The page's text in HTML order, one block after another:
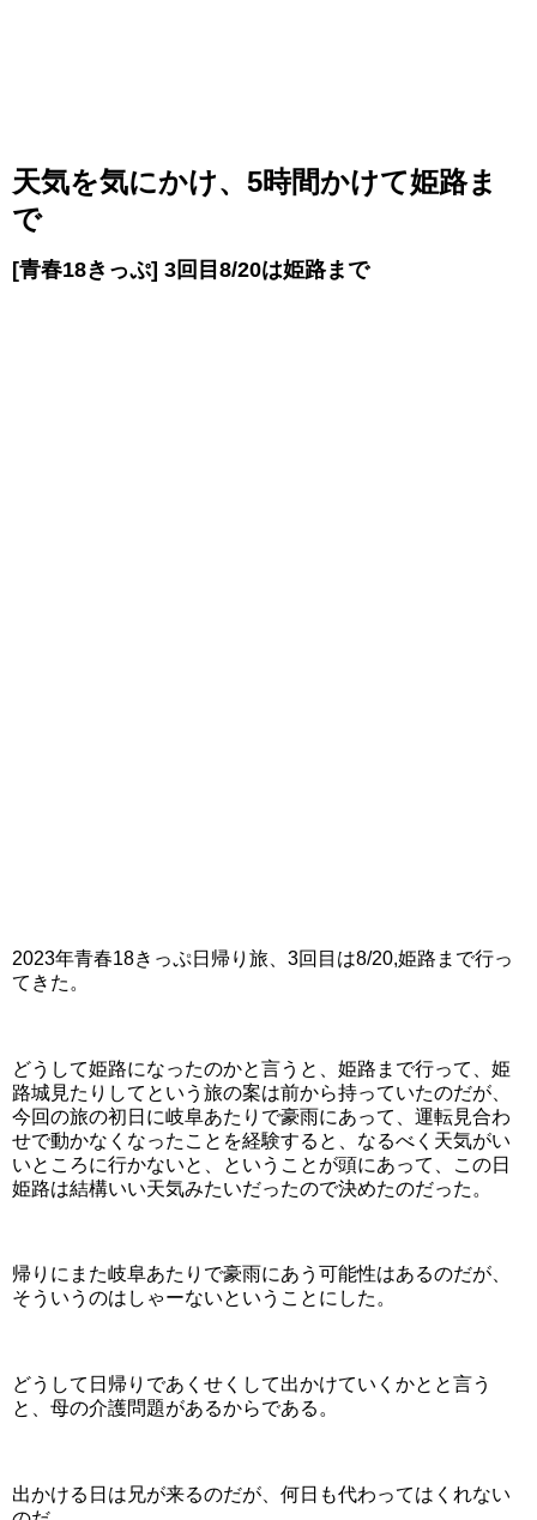
天気を気にかけ、5時間かけて姫路ま
で
[青春18きっぷ] 3回目8/20は姫路まで
2023年青春18きっぷ日帰り旅、3回目は8/20,姫路まで行っ
てきた。
どうして姫路になったのかと言うと、姫路まで行って、姫
路城見たりしてという旅の案は前から持っていたのだが、
今回の旅の初日に岐阜あたりで豪雨にあって、運転見合わ
せで動かなくなったことを経験すると、なるべく天気がい
いところに行かないと、ということが頭にあって、この日
姫路は結構いい天気みたいだったので決めたのだった。
帰りにまた岐阜あたりで豪雨にあう可能性はあるのだが、
そういうのはしゃーないということにした。
どうして日帰りであくせくして出かけていくかとと言う
と、母の介護問題があるからである。
出かける日は兄が来るのだが、何日も代わってはくれない